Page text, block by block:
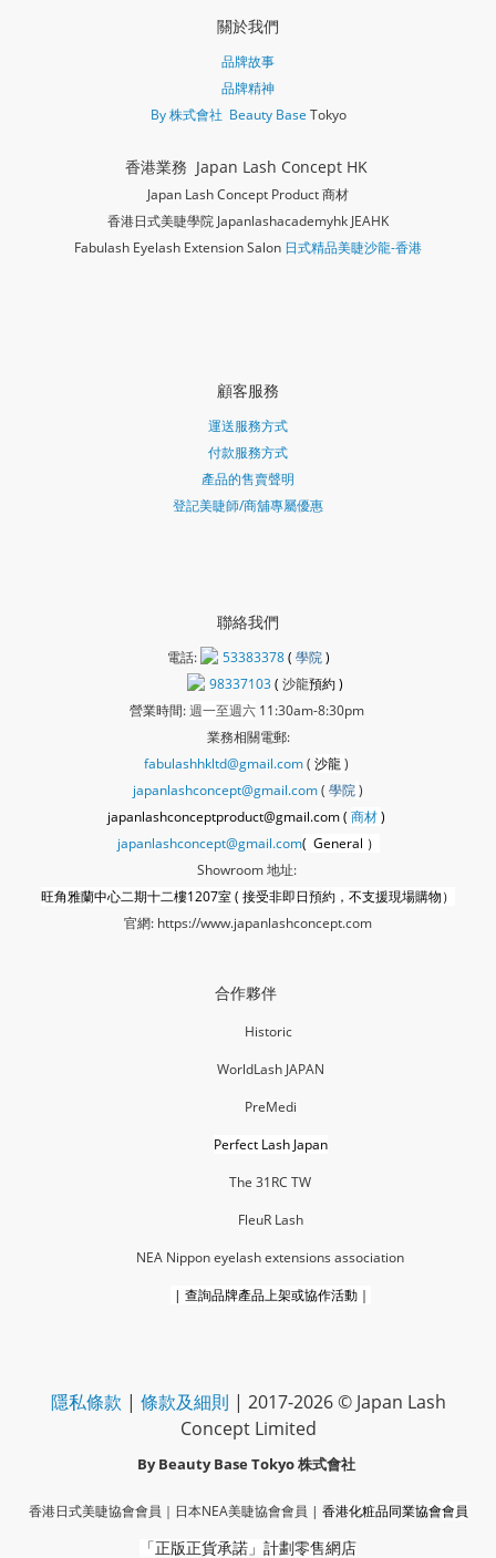
關於我們
品牌故事
品牌精神
By 株式會社 Beauty Base Tokyo
香港業務 Japan Lash Concept HK
Japan Lash Concept Product 商材
香港日式美睫學院 Japanlashacademyhk JEAHK
Fabulash Eyelash Extension Salon 日式精品美睫沙龍-香港
顧客服務
運送服務方式
付款服務方式
產品的售賣聲明
登記美睫師/商舖專屬優惠
聯絡我們
電話: 53383378( 學院)
98337103( 沙龍預約 )
營業時間:週一至週六11:30am-8:30pm
業務相關電郵:
fabulashhkltd@gmail.com( 沙龍)
japanlashconcept@gmail.com( 學院)
japanlashconceptproduct@gmail.com ( 商材)
japanlashconcept@gmail.com( General ）
Showroom 地址:
旺角雅蘭中心二期十二樓1207室 ( 接受非即日預約，不支援現場購物）
官網: https://www.japanlashconcept.com
合作夥伴
Historic
WorldLash JAPAN
PreMedi
Perfect Lash Japan
The 31RC TW
FleuR Lash
NEA Nippon eyelash extensions association
| 查詢品牌產品上架或協作活動｜
隱私條款 | 條款及細則 | 2017-2026 © Japan Lash
Concept Limited
By Beauty Base Tokyo株式會社
香港日式美睫協會會員｜ 日本NEA美睫協會會員 | 香港化粧品同業協會會員
「正版正貨承諾」 計劃零售網店